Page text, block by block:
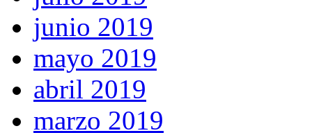
junio 2019
mayo 2019
abril 2019
marzo 2019